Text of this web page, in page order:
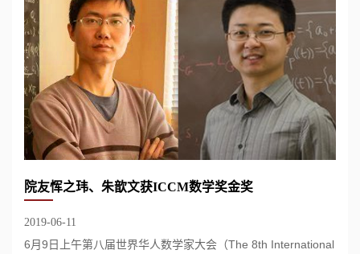
院友恽之玮、朱歆文获ICCM数学奖金奖
2019-06-11
6月9日上午第八届世界华人数学家大会（The 8th International